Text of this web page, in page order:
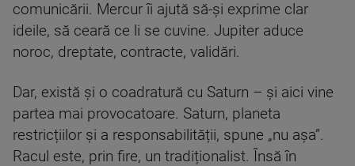
comunicării. Mercur îi ajută să-și exprime clar
ideile, să ceară ce li se cuvine. Jupiter aduce
noroc, dreptate, contracte, validări.
Dar, există și o coadratură cu Saturn – și aici vine
partea mai provocatoare. Saturn, planeta
restricțiilor și a responsabilității, spune „nu așa”.
Racul este, prin fire, un tradiționalist. Însă în